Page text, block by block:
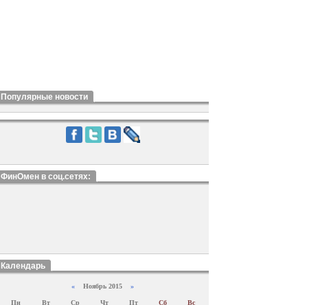
Популярные новости
ФинОмен в соц.сетях:
Календарь
«Ноябрь 2015 »
Пн Вт Ср Чт Пт Сб Вс